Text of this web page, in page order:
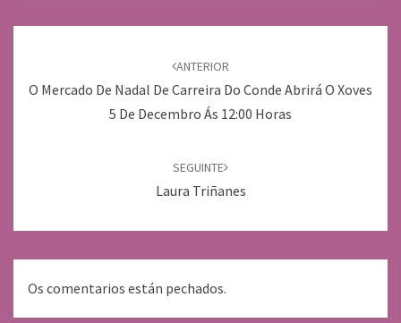
entradas
ANTERIOR
O Mercado De Nadal De Carreira Do Conde Abrirá O Xoves
5 De Decembro Ás 12:00 Horas
SEGUINTE
Laura Triñanes
Os comentarios están pechados.